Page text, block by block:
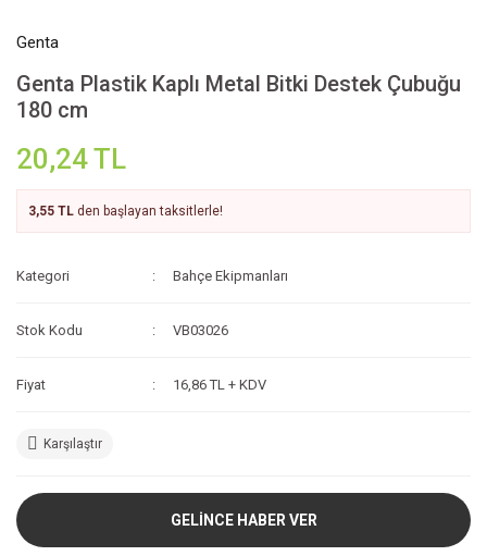
Genta
Genta Plastik Kaplı Metal Bitki Destek Çubuğu
180 cm
20,24 TL
3,55 TL den başlayan taksitlerle!
Kategori Bahçe Ekipmanları
Stok Kodu VB03026
Fiyat 16,86 TL + KDV
Karşılaştır
GELİNCE HABER VER